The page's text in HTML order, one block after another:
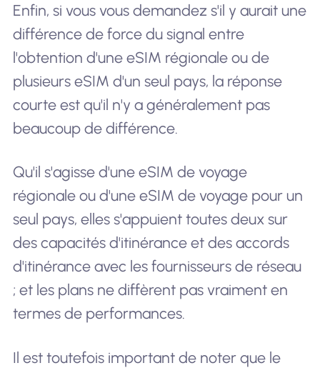
Enfin, si vous vous demandez s'il y aurait une
différence de force du signal entre
l'obtention d'une eSIM régionale ou de
plusieurs eSIM d'un seul pays, la réponse
courte est qu'il n'y a généralement pas
beaucoup de différence.
Qu'il s'agisse d'une eSIM de voyage
régionale ou d'une eSIM de voyage pour un
seul pays, elles s'appuient toutes deux sur
des capacités d'itinérance et des accords
d'itinérance avec les fournisseurs de réseau
; et les plans ne diffèrent pas vraiment en
termes de performances.
Il est toutefois important de noter que le